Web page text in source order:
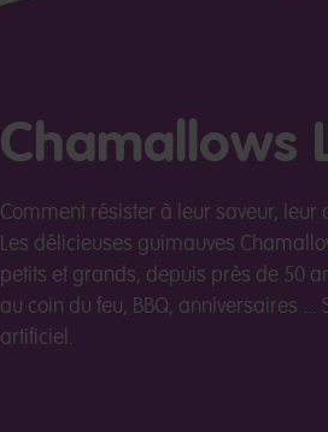
Chamallows
Comment résister à leur saveur, leur
Les délicieuses guimauves
petits et grands, depuis près de 50
au coin du feu, BBQ, anniversaires
artificiel.